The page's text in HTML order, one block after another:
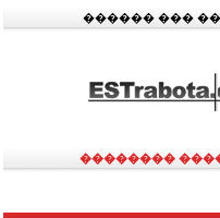
������ ���
��������